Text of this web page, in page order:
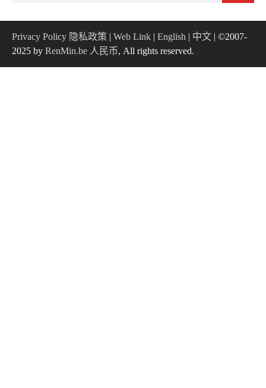
Privacy Policy 隐私政策 | Web Link | English | 中文 | ©2007-
2025 by RenMin.be 人民币, All rights reserved.